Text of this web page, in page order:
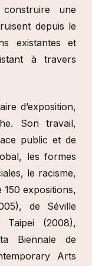
une
depuis le
existantes et
à travers
d’exposition,
Son travail,
public et de
les formes
le racisme,
150 expositions,
de Séville
(2008),
Biennale de
Arts